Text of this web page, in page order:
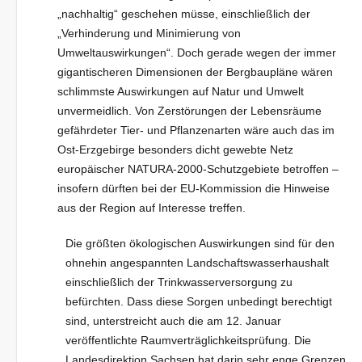
„nachhaltig“ geschehen müsse, einschließlich der
„Verhinderung und Minimierung von
Umweltauswirkungen“. Doch gerade wegen der immer
gigantischeren Dimensionen der Bergbaupläne wären
schlimmste Auswirkungen auf Natur und Umwelt
unvermeidlich. Von Zerstörungen der Lebensräume
gefährdeter Tier- und Pflanzenarten wäre auch das im
Ost-Erzgebirge besonders dicht gewebte Netz
europäischer NATURA-2000-Schutzgebiete betroffen –
insofern dürften bei der EU-Kommission die Hinweise
aus der Region auf Interesse treffen.
Die größten ökologischen Auswirkungen sind für den
ohnehin angespannten Landschaftswasserhaushalt
einschließlich der Trinkwasserversorgung zu
befürchten. Dass diese Sorgen unbedingt berechtigt
sind, unterstreicht auch die am 12. Januar
veröffentlichte Raumverträglichkeitsprüfung. Die
Landesdirektion Sachsen hat darin sehr enge Grenzen